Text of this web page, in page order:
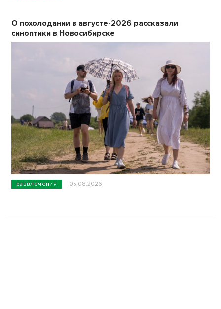
развлечения 05.08.2026
О похолодании в августе-2026 рассказали
синоптики в Новосибирске